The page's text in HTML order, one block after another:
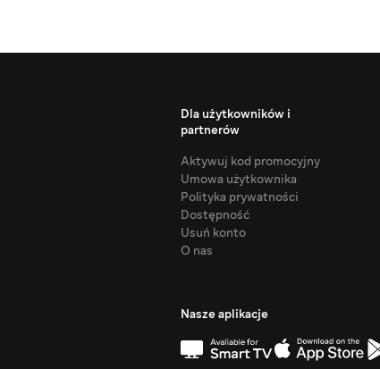
Dla użytkowników i
partnerów
Aktywuj kod promocyjny
Umowa użytkownika
Polityka prywatności
Dostępność
Usuń konto
O nas
Nasze aplikacje